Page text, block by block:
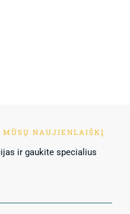
MŪSŲ NAUJIENLAIŠKĮ
ir gaukite specialius